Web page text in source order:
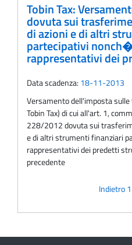
Tobin Tax:
dovuta sui
di azioni e di altri
partecipativi
rappresentativi dei
Data scadenza: 18-11-2013
Versamento dell'imposta
Tobin Tax) di cui all'art. 1,
228/2012 dovuta sui
e di altri strumenti finanziari
rappresentativi dei predetti
precedente
Indietro1